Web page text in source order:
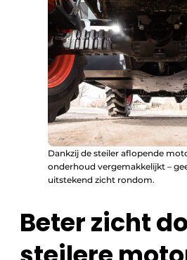
Dankzij de steiler aflopende
onderhoud vergemakkelijkt –
uitstekend zicht rondom.
Beter zicht